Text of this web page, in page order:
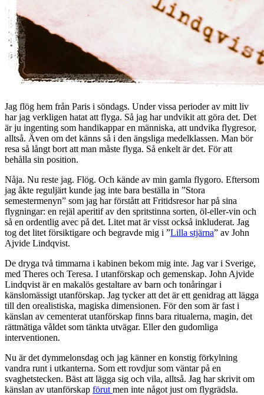
Jag flög hem från Paris i söndags. Under vissa perioder av mitt liv
har jag verkligen hatat att flyga. Så jag har undvikit att göra det. Det
är ju ingenting som handikappar en människa, att undvika flygresor,
alltså. Även om det känns så i den ängsliga medelklassen. Man bör
resa så långt bort att man måste flyga. Så enkelt är det. För att
behålla sin position.
Nåja. Nu reste jag. Flög. Och kände av min gamla flygoro. Eftersom
jag åkte reguljärt kunde jag inte bara beställa in ”Stora
semestermenyn” som jag har förstått att Fritidsresor har på sina
flygningar: en rejäl aperitif av den spritstinna sorten, öl-eller-vin och
så en ordentlig avec på det. Litet mat är visst också inkluderat. Jag
tog det litet försiktigare och begravde mig i ”Lilla stjärna” av John
Ajvide Lindqvist.
De dryga två timmarna i kabinen bekom mig inte. Jag var i Sverige,
med Theres och Teresa. I utanförskap och gemenskap. John Ajvide
Lindqvist är en makalös gestaltare av barn och tonåringar i
känslomässigt utanförskap. Jag tycker att det är ett genidrag att lägga
till den orealistiska, magiska dimensionen. För den som är fast i
känslan av cementerat utanförskap finns bara ritualerna, magin, det
rättmätiga våldet som tänkta utvägar. Eller den gudomliga
interventionen.
Nu är det dymmelonsdag och jag känner en konstig förkylning
vandra runt i utkanterna. Som ett rovdjur som väntar på en
svaghetstecken. Bäst att lägga sig och vila, alltså. Jag har skrivit om
känslan av utanförskap förut men inte något just om flygrädsla.